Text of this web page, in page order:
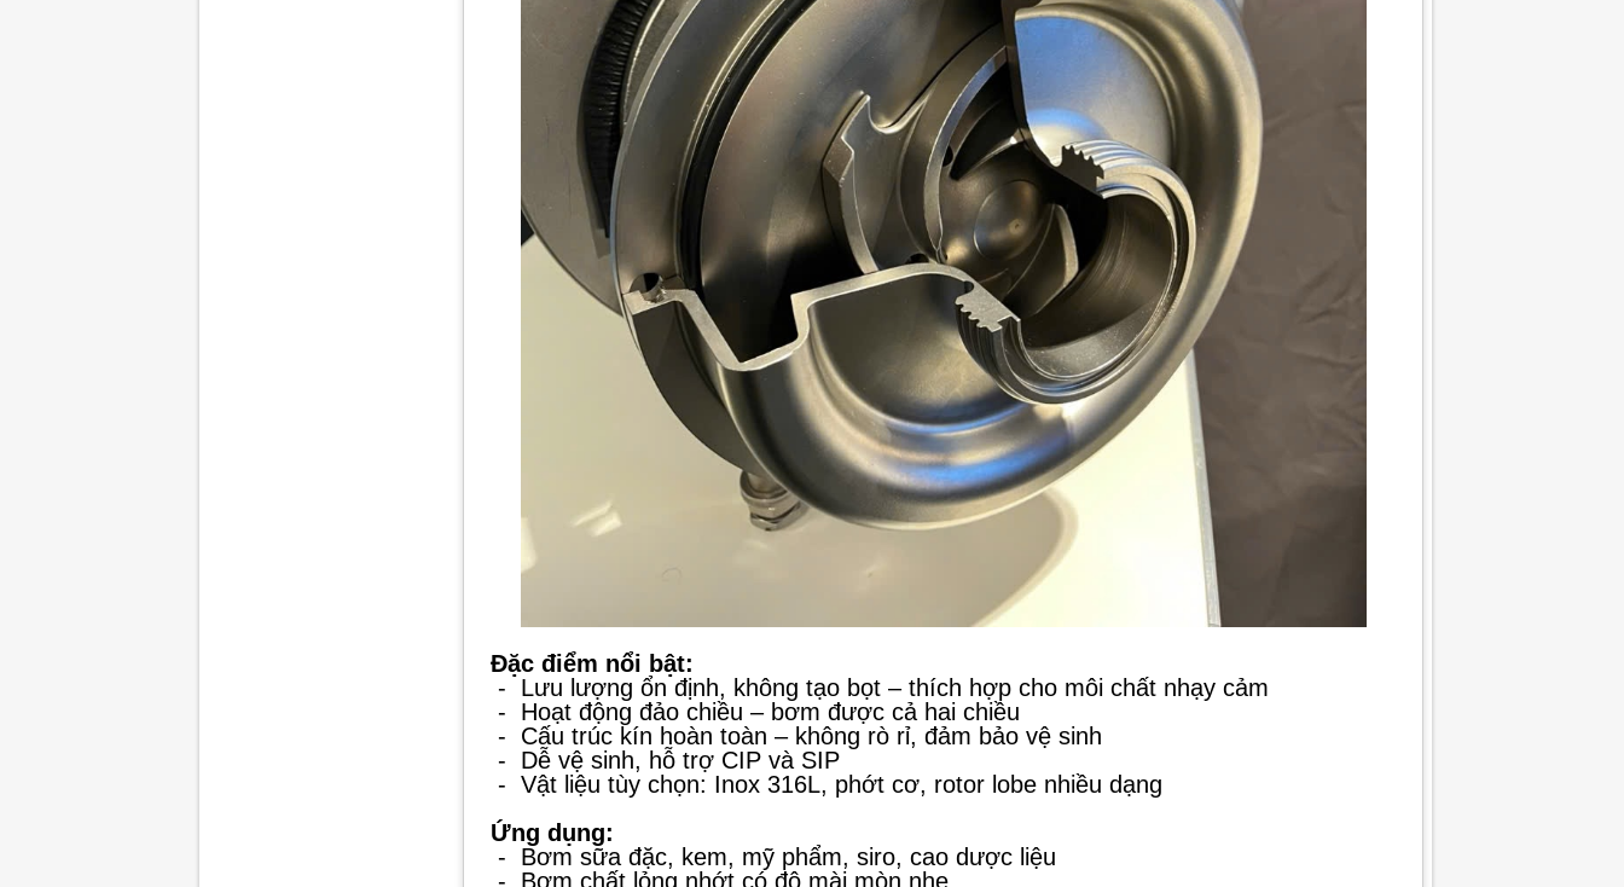
Đặc điểm nổi bật:
- Lưu lượng ổn định, không tạo bọt – thích hợp cho môi chất nhạy cảm
- Hoạt động đảo chiều – bơm được cả hai chiều
- Cấu trúc kín hoàn toàn – không rò rỉ, đảm bảo vệ sinh
- Dễ vệ sinh, hỗ trợ CIP và SIP
- Vật liệu tùy chọn: Inox 316L, phớt cơ, rotor lobe nhiều dạng
Ứng dụng:
- Bơm sữa đặc, kem, mỹ phẩm, siro, cao dược liệu
- Bơm chất lỏng nhớt có độ mài mòn nhẹ